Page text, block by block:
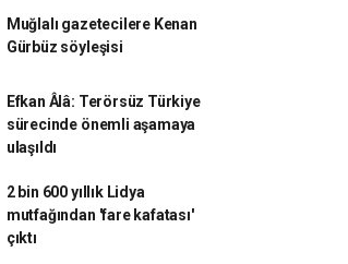
Muğlalı gazetecilere Kenan
Gürbüz söyleşisi
Efkan Âlâ: Terörsüz Türkiye
sürecinde önemli aşamaya
ulaşıldı
2 bin 600 yıllık Lidya
mutfağından 'fare kafatası'
çıktı